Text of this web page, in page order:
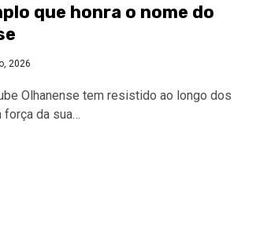
que honra o nome do
2026
Olhanense tem resistido ao longo dos
força da sua…